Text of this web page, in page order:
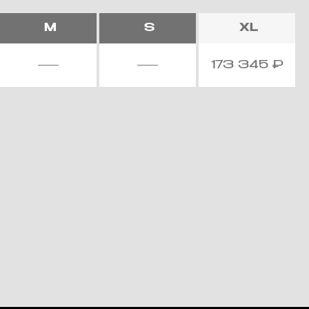
M S XL
173 345 ₽